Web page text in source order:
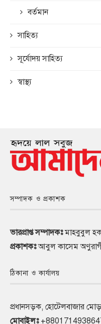
বর্তমান
সাহিত্য
সূর্যোদয় সাহিত্য
স্বাস্থ্য
সম্পাদক ও প্রকাশক
ভারপ্রাপ্ত সম্পাদকঃমাহবুবুল
প্রকাশকঃআবুল কাসেম
ঠিকানা ও কার্যালয়
প্রধানসড়ক, হোটেলবাজার
মোবাইলঃ